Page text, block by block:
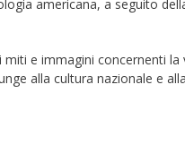
americana, a seguito
e immagini concernenti la
alla cultura nazionale e